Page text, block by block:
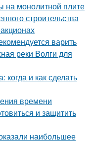
на монолитной плите
строительства
варить
реки Волги для
когда и как сделать
времени
и защитить
наибольшее